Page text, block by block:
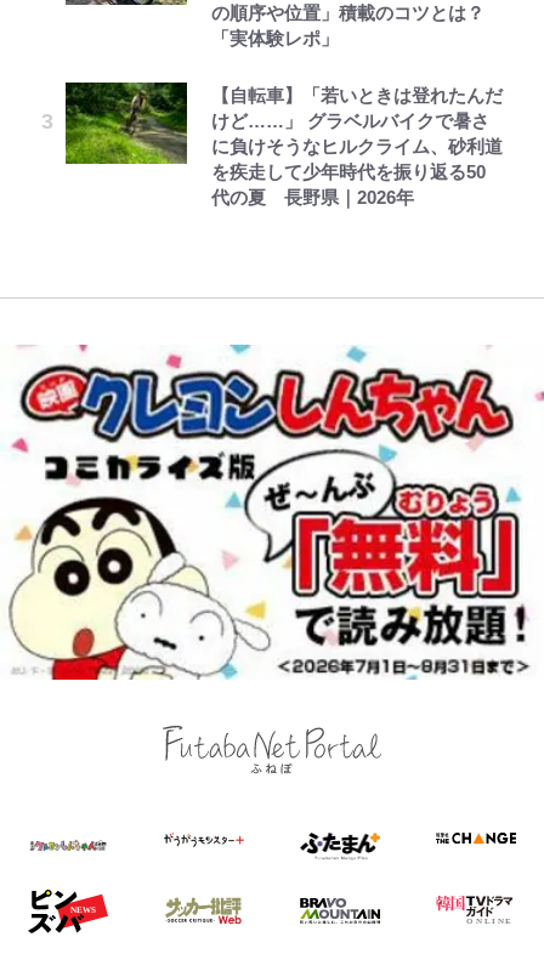
の順序や位置」積載のコツとは？
「実体験レポ」
【自転車】「若いときは登れたんだ
けど……」 グラベルバイクで暑さ
に負けそうなヒルクライム、砂利道
を疾走して少年時代を振り返る50
代の夏 長野県｜2026年
「人生最大の決断」
という理由」 読売テレビ入社から
54歳での早期退職とラジオパーソ
ナリティ転身までの軌跡
とうちゃんが出世するゾ
公式-転生したら平民でした。~生活
水準に耐えられないので貴族を目指
レビュー『仮面家族』悠木シュン・
趣里「ショック」初めて語った“重
ル」文春第2弾で“一家の限界”報道
も
つけたら即購入！」
「恐怖キャラ」の戦慄シーン 小さ
くてかわいい世界なのに「見た目か
らしてヤバイ…」
全復活！“King”の帰還に｢チームか
ら大歓迎されてる｣｢元気な姿見れ
W杯クオーター制への大反発か、
FIFA会長を追い詰めた｢欧州のボイ
コット｣と再選の行方【FIFA3兆円
の野望と2度のオウンゴール、来年